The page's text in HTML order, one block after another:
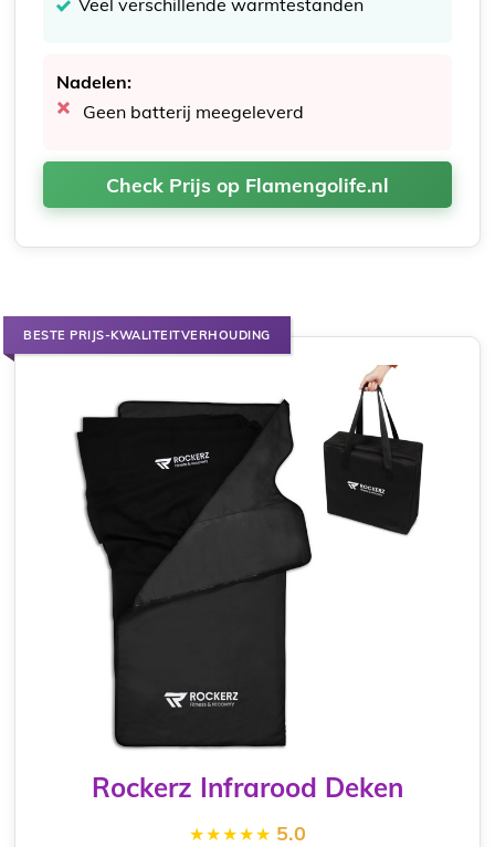
Nadelen:
Geen batterij meegeleverd
Check Prijs op Flamengolife.nl
BESTE PRIJS-KWALITEITVERHOUDING
Rockerz Infrarood Deken
5.0